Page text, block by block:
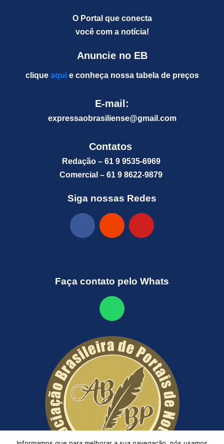
O Portal que conecta
você com a notícia!
Anuncie no EB
clique aquie conheça nossa tabela de preços
E-mail:
expressaobrasiliense@gmail.com
Contatos
Redação – 61 9 9535-6969
Comercial – 61 9 8622-9879
Siga nossas Redes
Faça contato pelo Whats